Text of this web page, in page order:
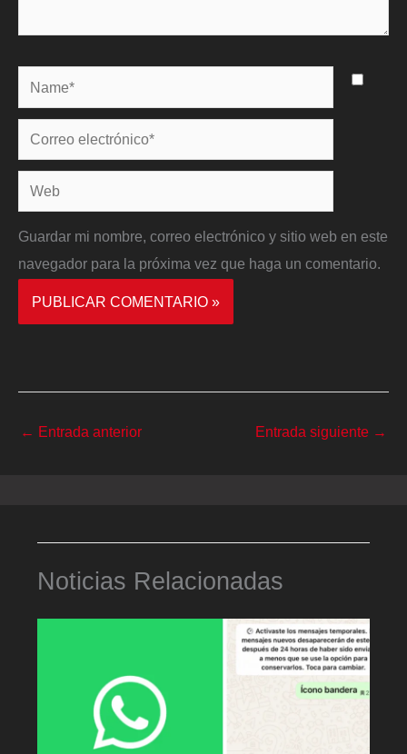
Name*
Correo
electrónico*
Web
Guardar mi nombre, correo electrónico y sitio web en este
navegador para la próxima vez que haga un comentario.
← Entrada anterior Entrada siguiente →
Noticias Relacionadas